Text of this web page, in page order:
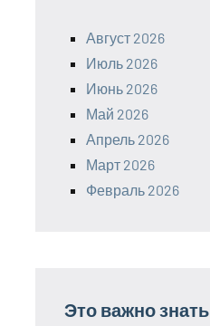
Август 2026
Июль 2026
Июнь 2026
Май 2026
Апрель 2026
Март 2026
Февраль 2026
Это важно знать